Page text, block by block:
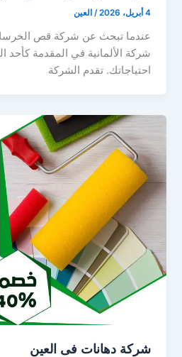
4 أبريل، 2026 / العين
عندما تبحث عن شركة قص
شركة الألمانية في المقدمة كأحد
احتياجاتك. تقدم الشركة
شركة دهانات فى العين